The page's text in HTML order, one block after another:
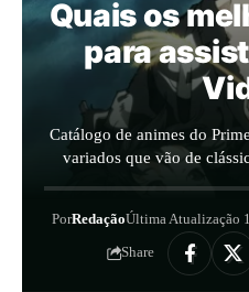
Quais os
para
Catálogo de animes do
variados que vão de
PorRedaçãoÚltima Atualização
Share